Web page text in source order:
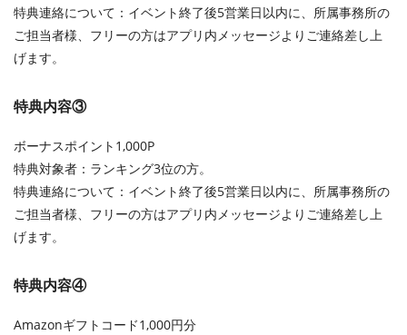
特典連絡について：イベント終了後5営業日以内に、所属事務所の
ご担当者様、フリーの方はアプリ内メッセージよりご連絡差し上
げます。
特典内容③
ボーナスポイント1,000P
特典対象者：ランキング3位の方。
特典連絡について：イベント終了後5営業日以内に、所属事務所の
ご担当者様、フリーの方はアプリ内メッセージよりご連絡差し上
げます。
特典内容④
Amazonギフトコード1,000円分